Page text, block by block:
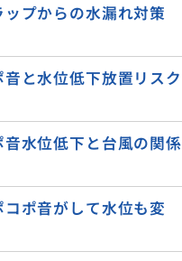
プからの水漏れ対策
音と水位低下放置リスク
音水位低下と台風の関係
コポ音がして水位も変